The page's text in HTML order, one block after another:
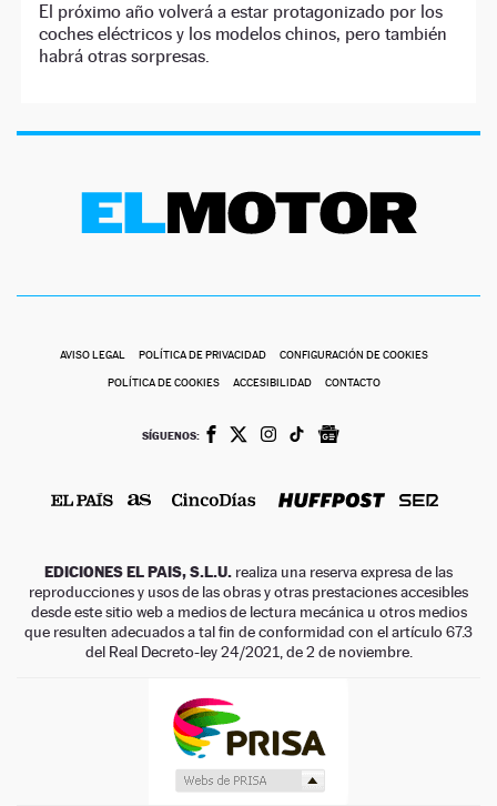
El próximo año volverá a estar protagonizado por los
coches eléctricos y los modelos chinos, pero también
habrá otras sorpresas.
AVISO LEGAL POLÍTICA DE PRIVACIDAD CONFIGURACIÓN DE COOKIES
POLÍTICA DE COOKIES ACCESIBILIDAD CONTACTO
SÍGUENOS:
EDICIONES EL PAIS, S.L.U. realiza una reserva expresa de las
reproducciones y usos de las obras y otras prestaciones accesibles
desde este sitio web a medios de lectura mecánica u otros medios
que resulten adecuados a tal fin de conformidad con el artículo 67.3
del Real Decreto-ley 24/2021, de 2 de noviembre.